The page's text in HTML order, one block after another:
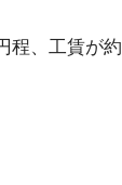
程、工賃が約